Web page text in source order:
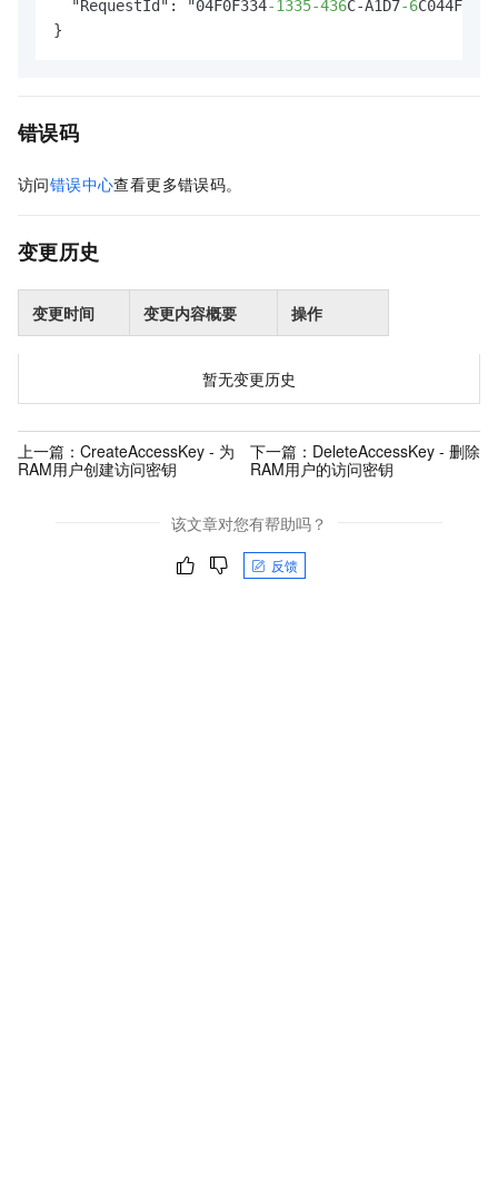
  "RequestId": "04F0F334
-1335-436C-A1D7-6
}
错误码
访问错误中心查看更多错误码。
变更历史
变更时间 变更内容概要 操作
暂无变更历史
上一篇： CreateAccessKey - 为
RAM用户创建访问密钥
下一篇： DeleteAccessKey - 删除
RAM用户的访问密钥
该文章对您有帮助吗？
反馈